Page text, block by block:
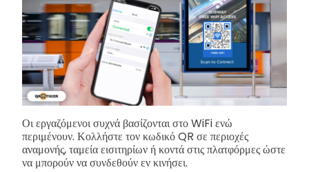
Οι εργαζόμενοι συχνά βασίζονται στο WiFi ενώ
περιμένουν. Κολλήστε τον κωδικό QR σε περιοχές
αναμονής, ταμεία εισιτηρίων ή κοντά στις πλατφόρμες ώστε
να μπορούν να συνδεθούν εν κινήσει.